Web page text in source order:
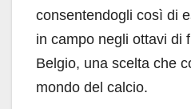
consentendogli così di
in campo negli ottavi di
Belgio, una scelta che
mondo del calcio.